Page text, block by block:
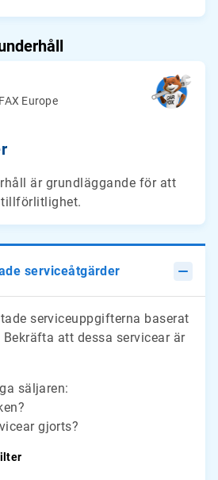
Europe
är grundläggande för att
tillförlitlighet.
serviceåtgärder
serviceuppgifterna baserat
att dessa servicear är
säljaren:
gjorts?